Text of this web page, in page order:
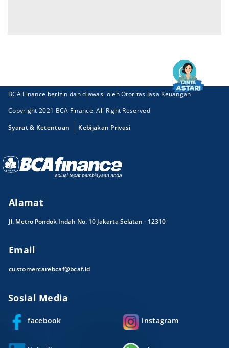
BCA Finance berizin dan diawasi oleh Otoritas Jasa Keuangan
Copyright 2021 BCA Finance. All Right Reserved
Syarat & Ketentuan
Kebijakan Privasi
Alamat
Jl. Metro Pondok Indah No. 10 Jakarta Selatan - 12310
Email
customercarebcaf@bcaf.id
Sosial Media
facebook instagram